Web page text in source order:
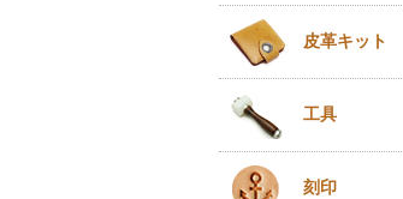
皮革キット
工具
刻印